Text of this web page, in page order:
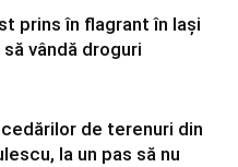
prins în flagrant în Iași
vândă droguri
de terenuri din
la un pas să nu